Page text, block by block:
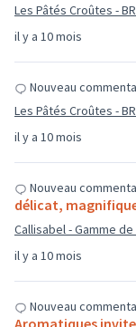
il y a 10 mois
Les Pâtés Croûtes -
il y a 10 mois
Nouveau
Les Pâtés Croûtes -
il y a 10 mois
Nouveau
délicat,
Callisabel - Gamme
Nouveau
Aromatiques